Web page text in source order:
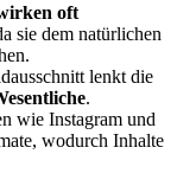
oft
sie dem natürlichen
lenkt die
.
wie Instagram und
wodurch Inhalte